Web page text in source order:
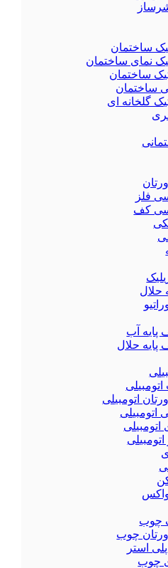
ساختمان
نمای ساختمان
ساختمان
ساختمان
گلخانه ای
فلز
کف
حلال
پایه آب
پایه حلال
اتومبیلی
اتومبیلی
چوب
چوب
استر
چوب